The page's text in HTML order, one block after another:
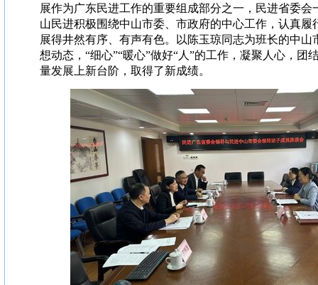
展作为广东民进工作的重要组成部分之一，民进省委会
山民进积极围绕中山市委、市政府的中心工作，认真履
展得井然有序、有声有色。以陈玉琼同志为班长的中山
想动态，“细心”“暖心”做好“人”的工作，凝聚人心，团
量发展上新台阶，取得了新成绩。